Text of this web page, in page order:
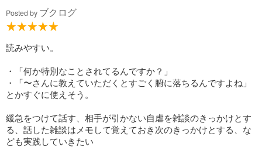
Posted by ブクログ
読みやすい。
・「何か特別なことされてるんですか？」
・「〜さんに教えていただくとすごく腑に落ちるんですよね」
とかすぐに使えそう。
緩急をつけて話す、相手が引かない自虐を雑談のきっかけとす
る、話した雑談はメモして覚えておき次のきっかけとする、な
ども実践していきたい